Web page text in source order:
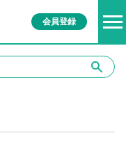
会員登録